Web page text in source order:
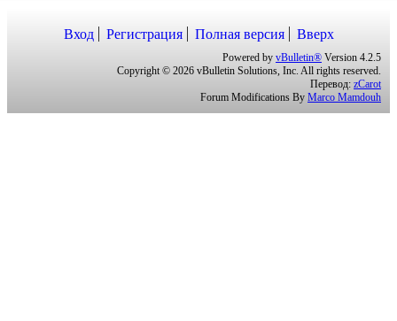
Вход Регистрация Полная версия Вверх
Powered by vBulletin® Version 4.2.5
Copyright © 2026 vBulletin Solutions, Inc. All rights reserved.
Перевод: zCarot
Forum Modifications By Marco Mamdouh